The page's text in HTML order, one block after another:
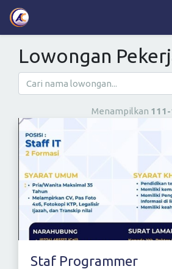
Lowongan
Menampilkan
Staf Programmer